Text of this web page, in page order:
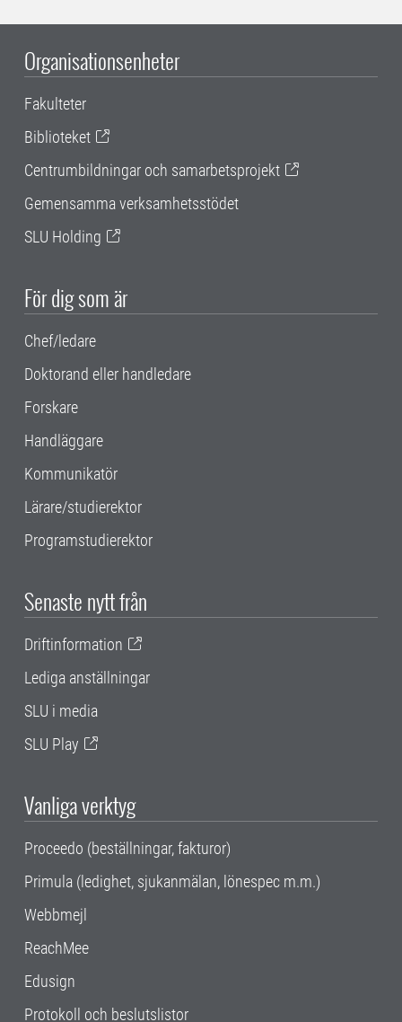
Organisationsenheter
Fakulteter
Biblioteket
Centrumbildningar och samarbetsprojekt
Gemensamma verksamhetsstödet
SLU Holding
För dig som är
Chef/ledare
Doktorand eller handledare
Forskare
Handläggare
Kommunikatör
Lärare/studierektor
Programstudierektor
Senaste nytt från
Driftinformation
Lediga anställningar
SLU i media
SLU Play
Vanliga verktyg
Proceedo (beställningar, fakturor)
Primula (ledighet, sjukanmälan, lönespec m.m.)
Webbmejl
ReachMee
Edusign
Protokoll och beslutslistor